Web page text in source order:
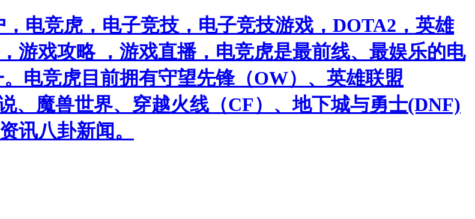
电竞虎，电子竞技，电子竞技游戏，DOTA2，英雄
游戏攻略 ，游戏直播，电竞虎是最前线、最娱乐的电
电竞虎目前拥有守望先锋（OW）、英雄联盟
、魔兽世界、穿越火线（CF）、地下城与勇士(DNF)
讯八卦新闻。